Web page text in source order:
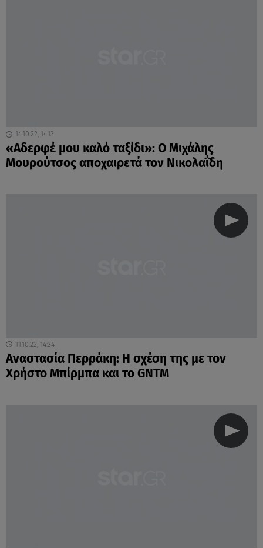
14.10.22, 14:13
«Αδερφέ μου καλό ταξίδι»: Ο Μιχάλης
Μουρούτσος αποχαιρετά τον Νικολαΐδη
11.10.22, 14:34
Αναστασία Περράκη: Η σχέση της με τον
Χρήστο Μπίρμπα και το GNTM